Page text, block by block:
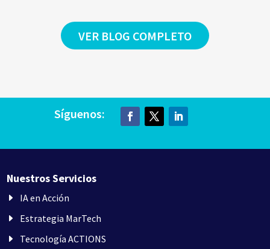
VER BLOG COMPLETO
Síguenos:
Nuestros Servicios
IA en Acción
Estrategia MarTech
Tecnología ACTIONS